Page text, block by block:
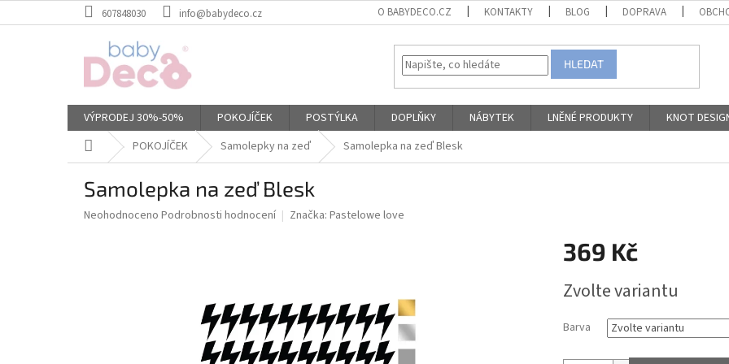
na
607848030 info@babydeco.cz O BABYDECO.CZ KONTAKTY BLOG DOPRAVA
HLEDAT
VÝPRODEJ 30%-50% POKOJÍČEK POSTÝLKA DOPLŇKY NÁBYTEK LNĚNÉ PRODUKTY KNOT
Domů POKOJÍČEK Samolepky na zeď Samolepka na zeď Blesk
Samolepka na zeď Blesk
Průměrné
Neohodnoceno Podrobnosti hodnocení Značka: Pastelowe love
369 Kč
cena:
Zvolte variantu
Barva